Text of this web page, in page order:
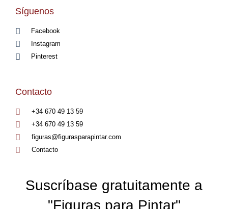
Síguenos
Facebook
Instagram
Pinterest
Contacto
+34 670 49 13 59
+34 670 49 13 59
figuras@figurasparapintar.com
Contacto
Suscríbase gratuitamente a
"Figuras para Pintar"